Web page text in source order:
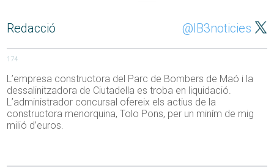
Redacció @IB3noticies
174
L’empresa constructora del Parc de Bombers de Maó i la
dessalinitzadora de Ciutadella es troba en liquidació.
L’administrador concursal ofereix els actius de la
constructora menorquina, Tolo Pons, per un miním de mig
milió d’euros.